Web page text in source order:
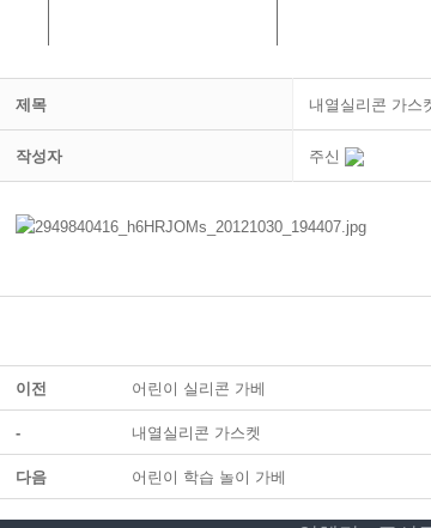
제목 내열실리콘 가스
작성자 주신
이전 어린이 실리콘 가베
- 내열실리콘 가스켓
다음 어린이 학습 놀이 가베